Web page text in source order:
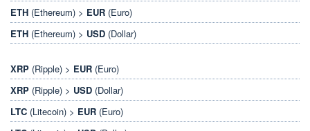
ETH (Ethereum) > EUR (Euro)
ETH (Ethereum) > USD (Dollar)
XRP (Ripple) > EUR (Euro)
XRP (Ripple) > USD (Dollar)
LTC (Litecoin) > EUR (Euro)